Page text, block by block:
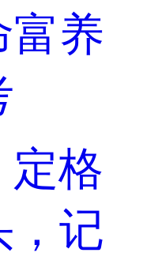
富养
定格
，记